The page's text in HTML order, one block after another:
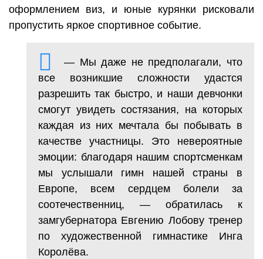
оформлением виз, и юные курянки рисковали
пропустить яркое спортивное событие.
— Мы даже не предполагали, что
все возникшие сложности удастся
разрешить так быстро, и наши девчонки
смогут увидеть состязания, на которых
каждая из них мечтала бы побывать в
качестве участницы. Это невероятные
эмоции: благодаря нашим спортсменкам
мы услышали гимн нашей страны в
Европе, всем сердцем болели за
соотечественниц, — обратилась к
замгубернатора Евгению Лобову тренер
по художественной гимнастике Инга
Королëва.